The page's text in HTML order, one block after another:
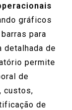
gráficos
para
detalhada de
permite
de
custos,
de